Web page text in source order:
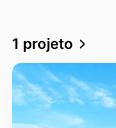
1 projeto